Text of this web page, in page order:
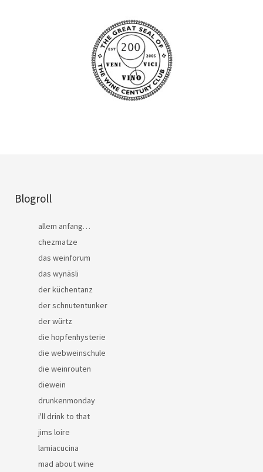
Blogroll
allem anfang…
chezmatze
das weinforum
das wynäsli
der küchentanz
der schnutentunker
der würtz
die hopfenhysterie
die webweinschule
die weinrouten
diewein
drunkenmonday
i'll drink to that
jims loire
lamiacucina
mad about wine